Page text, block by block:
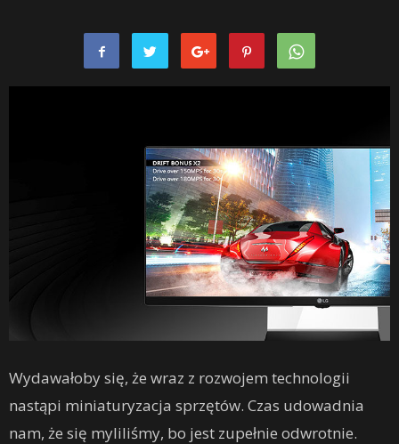
Wydawałoby się, że wraz z rozwojem technologii
nastąpi miniaturyzacja sprzętów. Czas udowadnia
nam, że się myliliśmy, bo jest zupełnie odwrotnie.